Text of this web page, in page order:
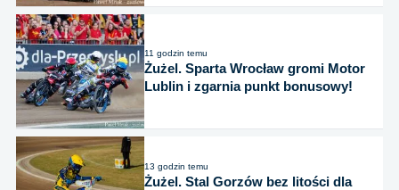
11 godzin temu
Żużel. Sparta Wrocław gromi Motor
Lublin i zgarnia punkt bonusowy!
13 godzin temu
Żużel. Stal Gorzów bez litości dla